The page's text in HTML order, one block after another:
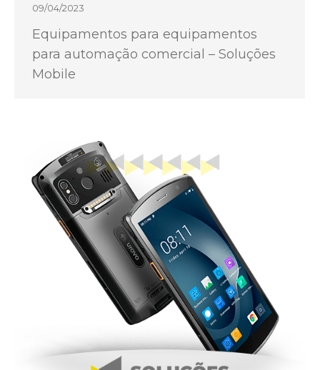
09/04/2023
Equipamentos para equipamentos
para automação comercial – Soluções
Mobile